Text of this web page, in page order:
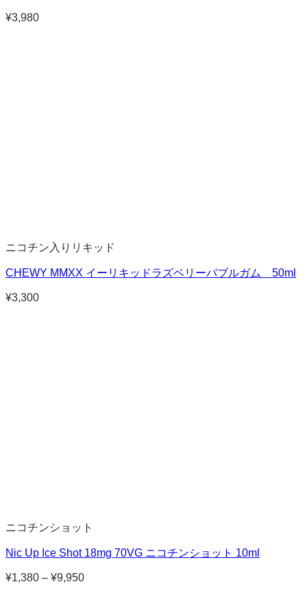
¥3,980
ニコチン入りリキッド
CHEWY MMXX イーリキッドラズベリーバブルガム 50ml
¥3,300
ニコチンショット
Nic Up Ice Shot 18mg 70VG ニコチンショット 10ml
¥1,380 – ¥9,950価